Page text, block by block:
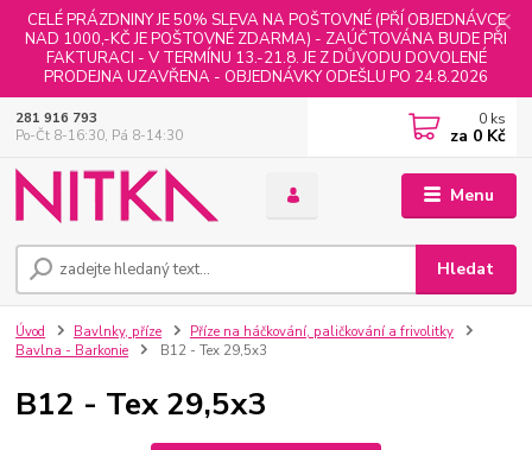
CELÉ PRÁZDNINY JE 50% SLEVA NA POŠTOVNÉ (PŘÍ OBJEDNÁVCE
NAD 1000,-KČ JE POŠTOVNÉ ZDARMA) - ZAÚČTOVÁNA BUDE PŘI
FAKTURACI - V TERMÍNU 13.-21.8. JE Z DŮVODU DOVOLENÉ
PRODEJNA UZAVŘENA - OBJEDNÁVKY ODEŠLU PO 24.8.2026
Menu
Hledat
281 916 793
Po-Čt 8-16:30, Pá 8-14:30
0 ks
za 0 Kč
Úvod Bavlnky, příze
Příze na háčkování, paličkování a frivolitky
Bavlna - Barkonie
B12 - Tex 29,5x3
B12 - Tex 29,5x3